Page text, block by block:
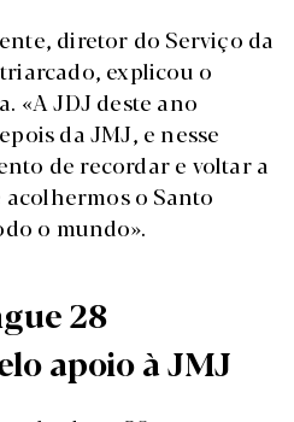
diretor do Serviço da
explicou o
«A JDJ deste ano
da JMJ, e nesse
de recordar e voltar a
o Santo
o mundo».
28
apoio à JMJ